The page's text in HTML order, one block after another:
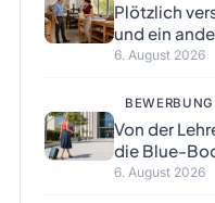
Plötzlich
und ein
6. August 2026
BEWERBUNG
Von der
die Blue-
6. August 2026